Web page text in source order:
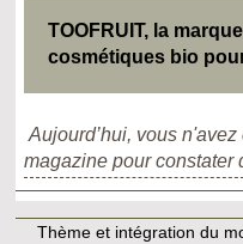
TOOFRUIT, la
cosmétiques bio
Aujourd’hui, vous
magazine pour constater
Thème et intégration du